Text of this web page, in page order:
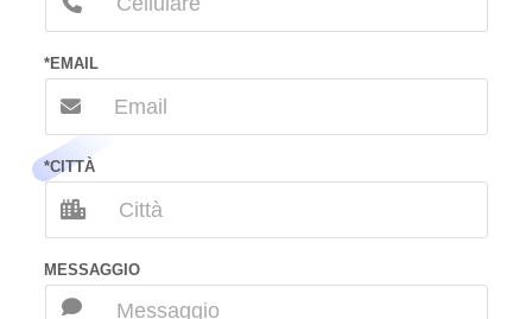
*EMAIL
*CITTÀ
MESSAGGIO